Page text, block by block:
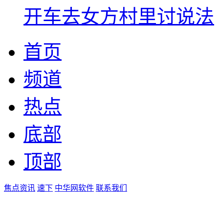
开车去女方村里讨说法
首页
频道
热点
底部
顶部
焦点资讯 速下 中华网软件 联系我们